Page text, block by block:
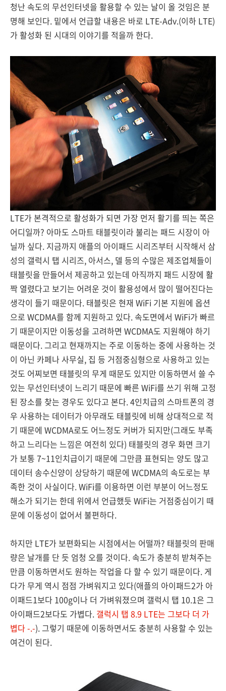
청난 속도의 무선인터넷을 활용할 수 있는 날이 올 것임은 분
명해 보인다. 밑에서 언급할 내용은 바로 LTE-Adv.(이하 LTE)
가 활성화 된 시대의 이야기를 적을까 한다.
LTE가 본격적으로 활성화가 되면 가장 먼저 활기를 띄는 쪽은
어디일까? 아마도 스마트 태블릿이라 불리는 패드 시장이 아
닐까 싶다. 지금까지 애플의 아이패드 시리즈부터 시작해서 삼
성의 갤럭시 탭 시리즈, 아서스, 델 등의 수많은 제조업체들이
태블릿을 만들어서 제공하고 있는데 아직까지 패드 시장에 활
짝 열렸다고 보기는 어려운 것이 활용성에서 많이 떨어진다는
생각이 들기 때문이다. 태블릿은 현재 WiFi 기본 지원에 옵션
으로 WCDMA를 함께 지원하고 있다. 속도면에서 WiFi가 빠르
기 때문이지만 이동성을 고려하면 WCDMA도 지원해야 하기
때문이다. 그리고 현재까지는 주로 이동하는 중에 사용하는 것
이 아닌 카페나 사무실, 집 등 거점중심형으로 사용하고 있는
것도 어찌보면 태블릿의 무게 때문도 있지만 이동하면서 쓸 수
있는 무선인터넷이 느리기 때문에 빠른 WiFi를 쓰기 위해 고정
된 장소를 찾는 경우도 있다고 본다. 4인치급의 스마트폰의 경
우 사용하는 데이터가 아무래도 태블릿에 비해 상대적으로 적
기 때문에 WCDMA로도 어느정도 커버가 되지만(그래도 부족
하고 느리다는 느낌은 여전히 있다) 태블릿의 경우 화면 크기
가 보통 7~11인치급이기 때문에 그만큼 표현되는 양도 많고
데이터 송수신양이 상당하기 때문에 WCDMA의 속도로는 부
족한 것이 사실이다. WiFi를 이용하면 이런 부분이 어느정도
해소가 되기는 한데 위에서 언급했듯 WiFi는 거점중심이기 때
문에 이동성이 없어서 불편하다.
하지만 LTE가 보편화되는 시점에서는 어떨까? 태블릿의 판매
량은 날개를 단 듯 엄청 오를 것이다. 속도가 충분히 받쳐주는
만큼 이동하면서도 원하는 작업을 다 할 수 있기 때문이다. 게
다가 무게 역시 점점 가벼워지고 있다(애플의 아이패드2가 아
이패드1보다 100g이나 더 가벼워졌으며 갤럭시 탭 10.1은 그
아이패드2보다도 가볍다. 갤럭시 탭 8.9 LTE는 그보다 더 가
볍다 -.-). 그렇기 때문에 이동하면서도 충분히 사용할 수 있는
여건이 된다.